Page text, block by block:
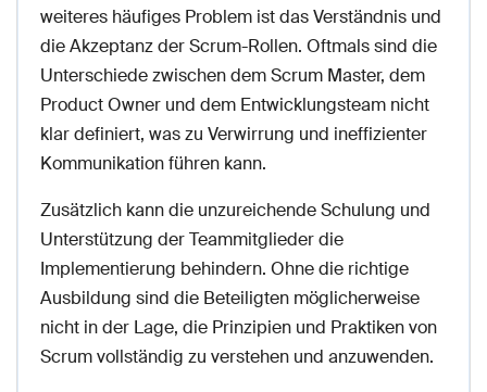
weiteres häufiges Problem ist das Verständnis und
die Akzeptanz der Scrum-Rollen. Oftmals sind die
Unterschiede zwischen dem Scrum Master, dem
Product Owner und dem Entwicklungsteam nicht
klar definiert, was zu Verwirrung und ineffizienter
Kommunikation führen kann.
Zusätzlich kann die unzureichende Schulung und
Unterstützung der Teammitglieder die
Implementierung behindern. Ohne die richtige
Ausbildung sind die Beteiligten möglicherweise
nicht in der Lage, die Prinzipien und Praktiken von
Scrum vollständig zu verstehen und anzuwenden.